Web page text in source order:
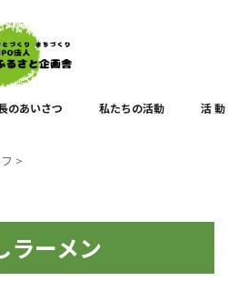
のあいさつ 私たちの活動 活 動
>
ラーメン